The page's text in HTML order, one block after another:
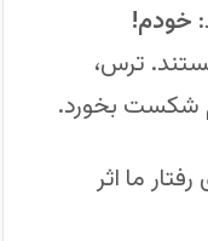
خودم!
ترس،
شکست بخورد.
ما اثر